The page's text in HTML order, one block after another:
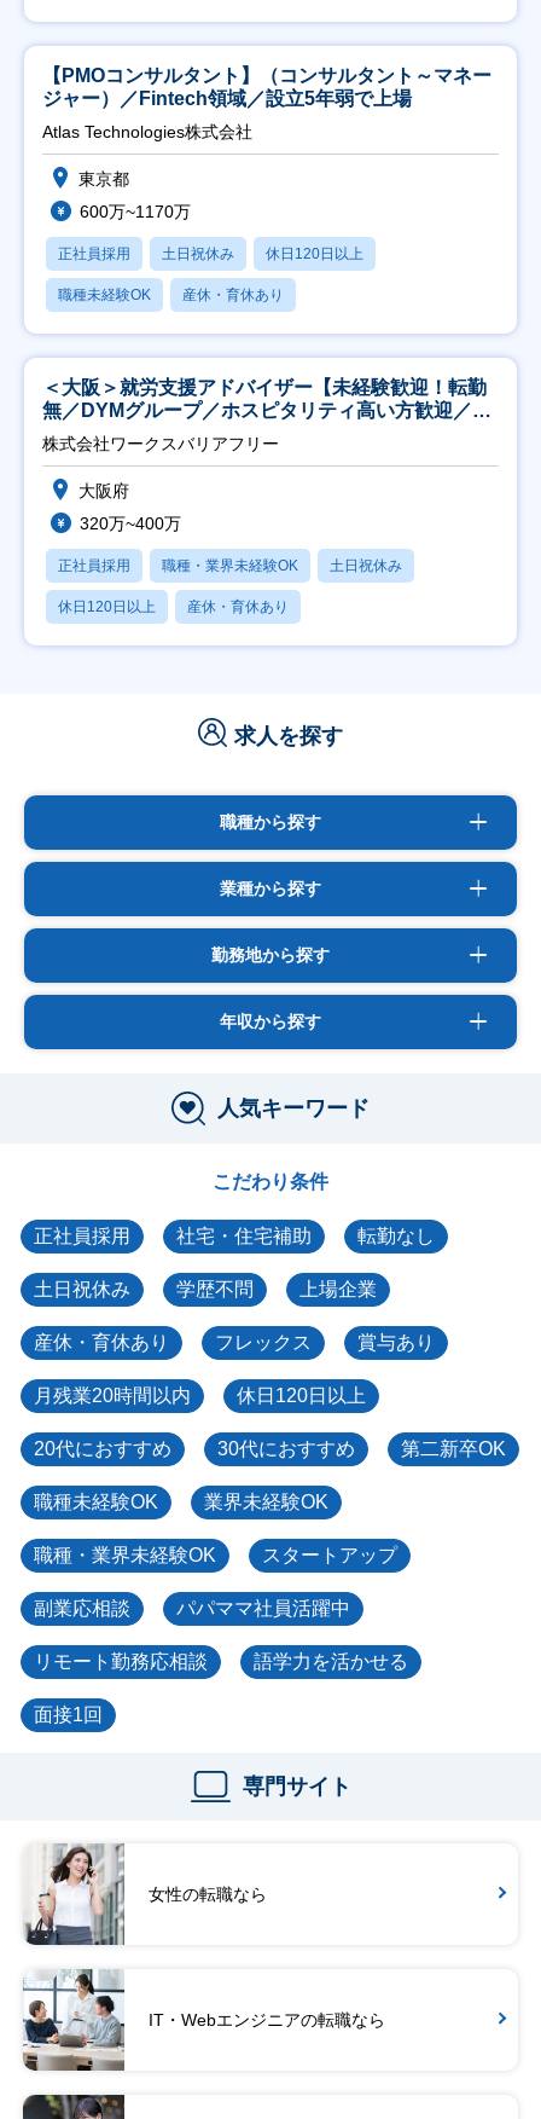
【PMOコンサルタント】（コンサルタント～マネー
ジャー）／Fintech領域／設立5年弱で上場
Atlas Technologies株式会社
東京都
600万~1170万
正社員採用 土日祝休み 休日120日以上
職種未経験OK 産休・育休あり
＜大阪＞就労支援アドバイザー【未経験歓迎！転勤
無／DYMグループ／ホスピタリティ高い方歓迎／土
日祝】
株式会社ワークスバリアフリー
大阪府
320万~400万
正社員採用 職種・業界未経験OK 土日祝休み
休日120日以上 産休・育休あり
求人を探す
職種から探す
業種から探す
勤務地から探す
年収から探す
人気キーワード
こだわり条件
正社員採用 社宅・住宅補助 転勤なし
土日祝休み 学歴不問 上場企業
産休・育休あり フレックス 賞与あり
月残業20時間以内 休日120日以上
20代におすすめ 30代におすすめ 第二新卒OK
職種未経験OK 業界未経験OK
職種・業界未経験OK スタートアップ
副業応相談 パパママ社員活躍中
リモート勤務応相談 語学力を活かせる
面接1回
専門サイト
女性の転職なら
IT・Webエンジニアの転職なら